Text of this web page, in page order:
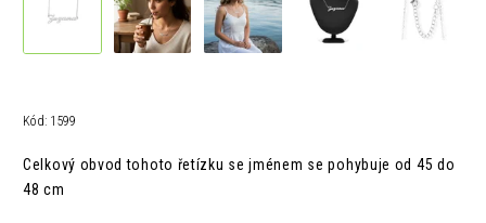
Kód: 1599
Celkový obvod tohoto řetízku se jménem se pohybuje od 45 do
48 cm